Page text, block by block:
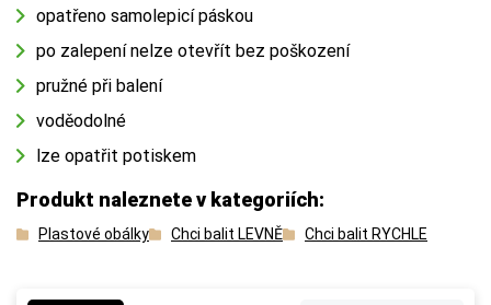
opatřeno samolepicí páskou
po zalepení nelze otevřít bez poškození
pružné při balení
voděodolné
lze opatřit potiskem
Produkt naleznete v kategoriích:
Plastové obálky Chci balit LEVNĚ Chci balit RYCHLE